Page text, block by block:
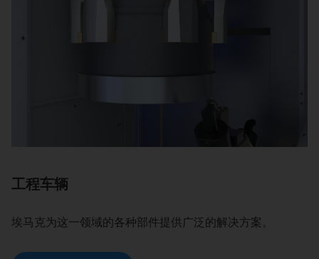
工程车辆
埃马克为这一领域的各种部件提供广泛的解决方案。